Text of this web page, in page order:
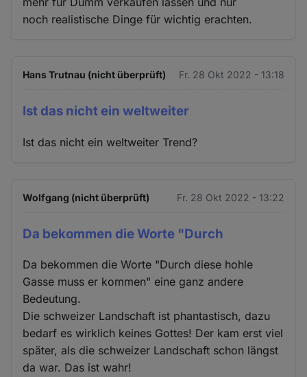
noch realistische Dinge für wichtig erachten.
Hans Trutnau (nicht überprüft) Fr. 28 Okt 2022 - 13:18
Ist das nicht ein weltweiter
Ist das nicht ein weltweiter Trend?
Wolfgang (nicht überprüft) Fr. 28 Okt 2022 - 13:22
Da bekommen die Worte "Durch
Da bekommen die Worte "Durch diese hohle
Gasse muss er kommen" eine ganz andere
Bedeutung.
Die schweizer Landschaft ist phantastisch, dazu
bedarf es wirklich keines Gottes! Der kam erst viel
später, als die schweizer Landschaft schon längst
da war. Das ist wahr!